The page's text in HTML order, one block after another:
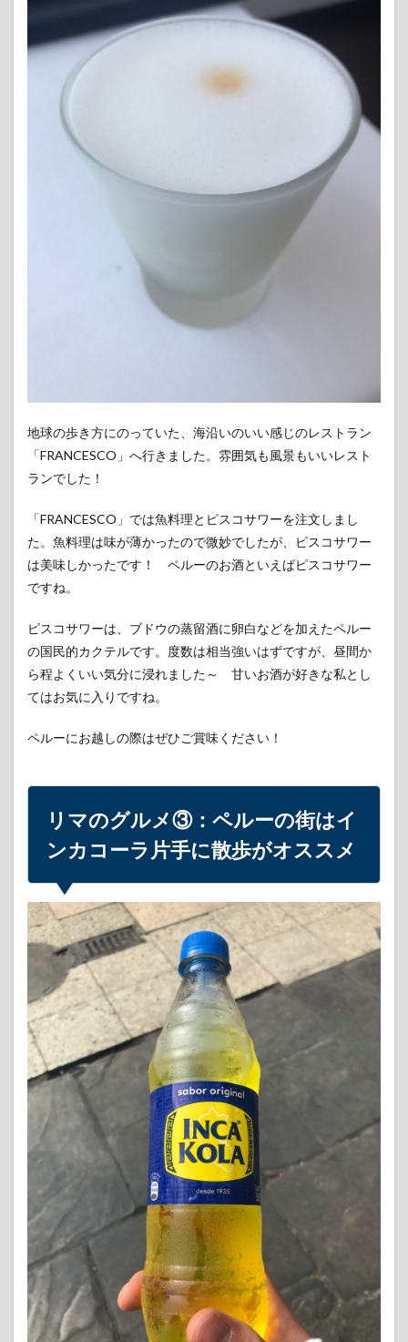
地球の歩き方にのっていた、海沿いのいい感じのレストラン
「FRANCESCO」へ行きました。雰囲気も風景もいいレスト
ランでした！
「FRANCESCO」では魚料理とピスコサワーを注文しまし
た。魚料理は味が薄かったので微妙でしたが、ピスコサワー
は美味しかったです！ ペルーのお酒といえばピスコサワー
ですね。
ピスコサワーは、ブドウの蒸留酒に卵白などを加えたペルー
の国民的カクテルです。度数は相当強いはずですが、昼間か
ら程よくいい気分に浸れました～ 甘いお酒が好きな私とし
てはお気に入りですね。
ペルーにお越しの際はぜひご賞味ください！
リマのグルメ③：ペルーの街はイ
ンカコーラ片手に散歩がオススメ